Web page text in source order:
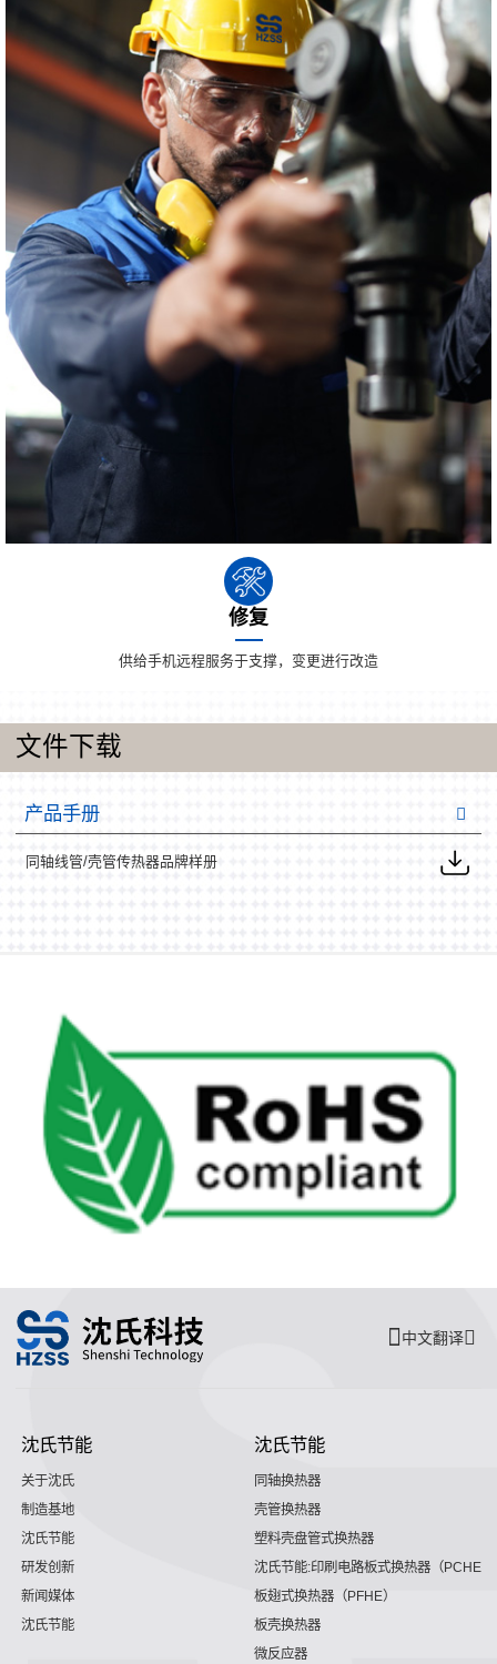
修复
供给手机远程服务于支撑，变更进行改造
文件下载
产品手册
同轴线管/壳管传热器品牌样册
中文翻译
沈氏节能
关于沈氏
制造基地
沈氏节能
研发创新
新闻媒体
沈氏节能
沈氏节能
同轴换热器
壳管换热器
塑料壳盘管式换热器
沈氏节能:印刷电路板式换热器（PCHE）
板翅式换热器（PFHE）
板壳换热器
微反应器